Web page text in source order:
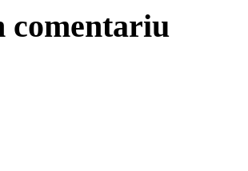
comentariu